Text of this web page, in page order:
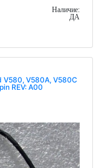
Наличие:
ДА
V580, V580A, V580C
REV: A00